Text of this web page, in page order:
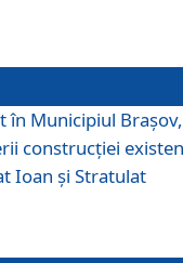
în Municipiul
construcţiei
Ioan şi Stratulat